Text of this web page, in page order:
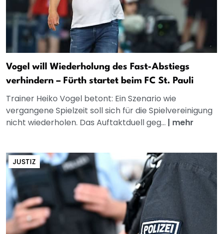
Vogel will Wiederholung des Fast-Abstiegs
verhindern – Fürth startet beim FC St. Pauli
Trainer Heiko Vogel betont: Ein Szenario wie
vergangene Spielzeit soll sich für die Spielvereinigung
nicht wiederholen. Das Auftaktduell geg... | mehr
JUSTIZ